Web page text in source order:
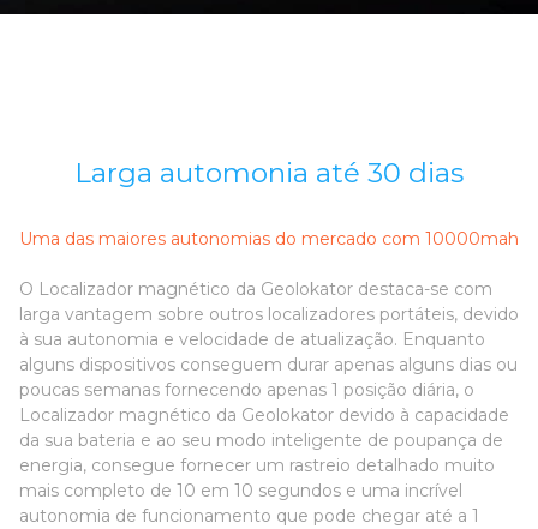
Larga automonia até 30 dias
Uma das maiores autonomias do mercado com 10000mah
O Localizador magnético da Geolokator destaca-se com
larga vantagem sobre outros localizadores portáteis, devido
à sua autonomia e velocidade de atualização. Enquanto
alguns dispositivos conseguem durar apenas alguns dias ou
poucas semanas fornecendo apenas 1 posição diária, o
Localizador magnético da Geolokator devido à capacidade
da sua bateria e ao seu modo inteligente de poupança de
energia, consegue fornecer um rastreio detalhado muito
mais completo de 10 em 10 segundos e uma incrível
autonomia de funcionamento que pode chegar até a 1